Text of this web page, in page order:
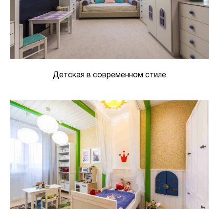
Детская в современном стиле